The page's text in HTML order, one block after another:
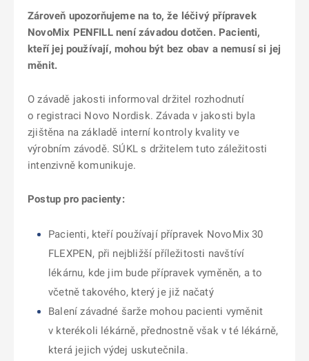
Zároveň upozorňujeme na to, že léčivý přípravek
NovoMix PENFILL není závadou dotčen. Pacienti,
kteří jej používají, mohou být bez obav a nemusí si jej
měnit.
O závadě jakosti informoval držitel rozhodnutí
o registraci Novo Nordisk. Závada v jakosti byla
zjištěna na základě interní kontroly kvality ve
výrobním závodě. SÚKL s držitelem tuto záležitosti
intenzivně komunikuje.
Postup pro pacienty:
Pacienti, kteří používají přípravek NovoMix 30
FLEXPEN, při nejbližší příležitosti navštíví
lékárnu, kde jim bude přípravek vyměněn, a to
včetně takového, který je již načatý
Balení závadné šarže mohou pacienti vyměnit
v kterékoli lékárně, přednostně však v té lékárně,
která jejich výdej uskutečnila.